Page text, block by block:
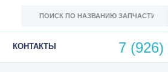
КОНТАКТЫ 7 (926)